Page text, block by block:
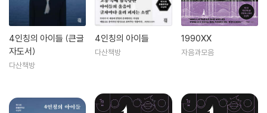
4인칭의 아이들 (큰글
자도서)
다산책방
4인칭의 아이들
다산책방
1990XX
자음과모음